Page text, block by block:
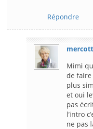
Répondre
Mimi
de
plus
et oui
pas
l’intro
ne pas